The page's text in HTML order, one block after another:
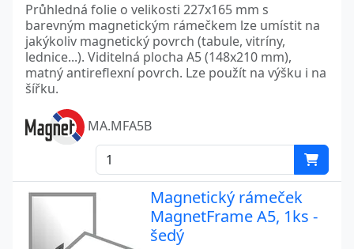
Průhledná folie o velikosti 227x165 mm s
barevným magnetickým rámečkem lze umístit na
jakýkoliv magnetický povrch (tabule, vitríny,
lednice...). Viditelná plocha A5 (148x210 mm),
matný antireflexní povrch. Lze použít na výšku i na
šířku.
MA.MFA5B
Magnetický rámeček
MagnetFrame A5, 1ks -
šedý